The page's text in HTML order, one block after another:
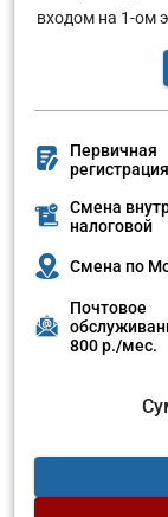
входом на 1-ом
Первичная
регистрация
Смена
налоговой
Смена по
Почтовое
800 р./мес.